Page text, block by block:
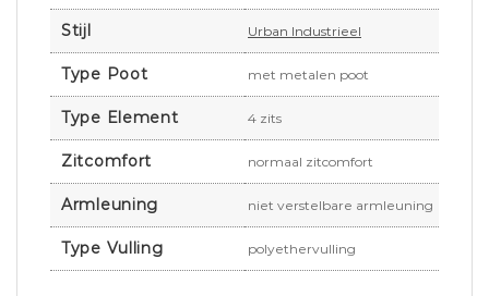
Stijl Urban Industrieel
Type Poot met metalen poot
Type Element 4 zits
Zitcomfort normaal zitcomfort
Armleuning niet verstelbare armleuning
Type Vulling polyethervulling